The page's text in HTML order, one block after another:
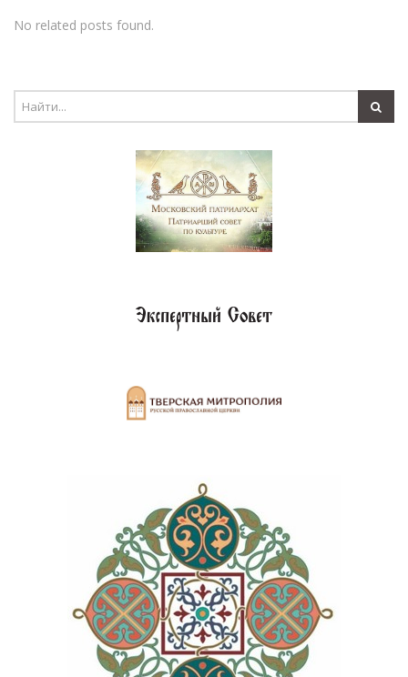
No related posts found.